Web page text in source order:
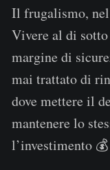
Il frugalismo,
Vivere al di
margine di
mai trattato di
dove mettere il
mantenere lo
l’investimento